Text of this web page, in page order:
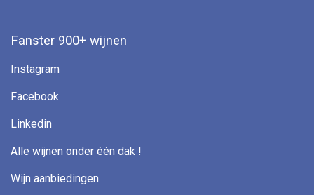
Fanster 900+ wijnen
Instagram
Facebook
Linkedin
Alle wijnen onder één dak !
Wijn aanbiedingen